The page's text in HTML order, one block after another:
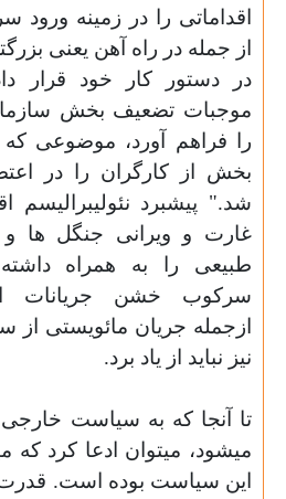
اقداماتی را در زمينه ورود
از جمله در راه آهن يعنى
در دستور كار خود قرار
موجبات تضعيف بخش
را فراهم آورد، موضوعى
بخش از كارگران را در
شد." پيشبرد
غارت و ويرانى جنگل ها و
طبيعى را به همراه
سركوب خشن جريانات
ازجمله جريان مائويستى
نيز نبايد از ياد برد.
تا آنجا كه به سياست
ميشود، ميتوان ادعا كرد كه
اين سياست بوده است.